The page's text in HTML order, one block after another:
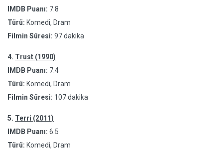
IMDB Puanı: 7.8
Türü: Komedi, Dram
Filmin Süresi: 97 dakika
4. Trust (1990)
IMDB Puanı: 7.4
Türü: Komedi, Dram
Filmin Süresi: 107 dakika
5. Terri (2011)
IMDB Puanı: 6.5
Türü: Komedi, Dram